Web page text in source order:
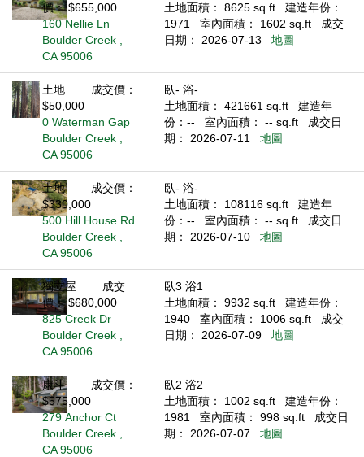
價： $655,000
160 Nellie Ln
Boulder Creek ,
CA 95006
土地面積： 8625 sq.ft
建造年份：
1971
室內面積： 1602 sq.ft
成交
日期： 2026-07-13
地圖
土地
成交價：
$50,000
0 Waterman Gap
Boulder Creek ,
CA 95006
臥- 浴-
土地面積： 421661 sq.ft
建造年
份：--
室內面積： -- sq.ft
成交日
期： 2026-07-11
地圖
土地
成交價：
$330,000
500 Hill House Rd
Boulder Creek ,
CA 95006
臥- 浴-
土地面積： 108116 sq.ft
建造年
份：--
室內面積： -- sq.ft
成交日
期： 2026-07-10
地圖
獨立屋
成交
價： $680,000
825 Creek Dr
Boulder Creek ,
CA 95006
臥3 浴1
土地面積： 9932 sq.ft
建造年份：
1940
室內面積： 1006 sq.ft
成交
日期： 2026-07-09
地圖
康斗
成交價：
$575,000
279 Anchor Ct
Boulder Creek ,
CA 95006
臥2 浴2
土地面積： 1002 sq.ft
建造年份：
1981
室內面積： 998 sq.ft
成交日
期： 2026-07-07
地圖